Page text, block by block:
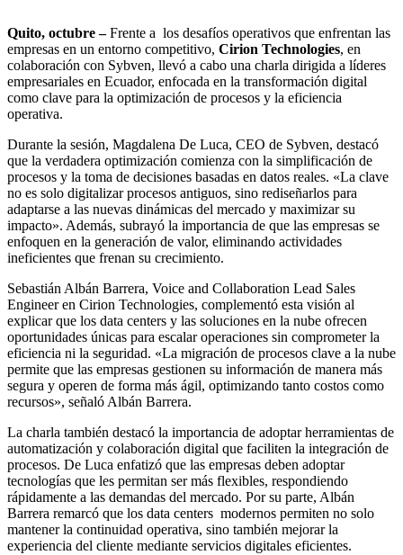
Quito, octubre –Frente a los desafíos operativos que enfrentan las
empresas en un entorno competitivo, Cirion Technologies, en
colaboración con Sybven, llevó a cabo una charla dirigida a líderes
empresariales en Ecuador, enfocada en la transformación digital
como clave para la optimización de procesos y la eficiencia
operativa.
Durante la sesión, Magdalena De Luca, CEO de Sybven, destacó
que la verdadera optimización comienza con la simplificación de
procesos y la toma de decisiones basadas en datos reales. «La clave
no es solo digitalizar procesos antiguos, sino rediseñarlos para
adaptarse a las nuevas dinámicas del mercado y maximizar su
impacto». Además, subrayó la importancia de que las empresas se
enfoquen en la generación de valor, eliminando actividades
ineficientes que frenan su crecimiento.
Sebastián Albán Barrera, Voice and Collaboration Lead Sales
Engineer en Cirion Technologies, complementó esta visión al
explicar que los data centers y las soluciones en la nube ofrecen
oportunidades únicas para escalar operaciones sin comprometer la
eficiencia ni la seguridad. «La migración de procesos clave a la nube
permite que las empresas gestionen su información de manera más
segura y operen de forma más ágil, optimizando tanto costos como
recursos», señaló Albán Barrera.
La charla también destacó la importancia de adoptar herramientas de
automatización y colaboración digital que faciliten la integración de
procesos. De Luca enfatizó que las empresas deben adoptar
tecnologías que les permitan ser más flexibles, respondiendo
rápidamente a las demandas del mercado. Por su parte, Albán
Barrera remarcó que los data centers modernos permiten no solo
mantener la continuidad operativa, sino también mejorar la
experiencia del cliente mediante servicios digitales eficientes.